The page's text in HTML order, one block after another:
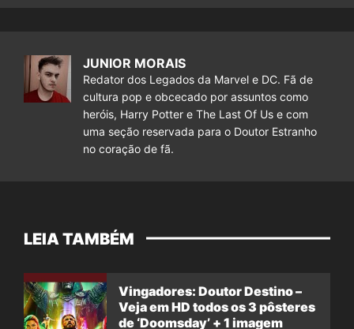
JUNIOR MORAIS
Redator dos Legados da Marvel e DC. Fã de
cultura pop e obcecado por assuntos como
heróis, Harry Potter e The Last Of Us e com
uma seção reservada para o Doutor Estranho
no coração de fã.
LEIA TAMBÉM
Vingadores: Doutor Destino –
Veja em HD todos os 3 pôsteres
de ‘Doomsday’ + 1 imagem